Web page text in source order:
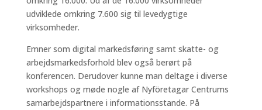
udviklede omkring 7.600 sig til levedygtige
virksomheder.
Emner som digital markedsføring samt skatte- og
arbejdsmarkedsforhold blev også berørt på
konferencen. Derudover kunne man deltage i diverse
workshops og møde nogle af Nyföretagar Centrums
samarbejdspartnere i informationsstande. På